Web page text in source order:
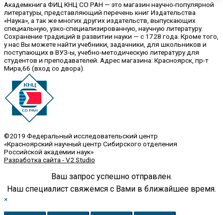
Академкнига ФИЦ КНЦ СО РАН — это магазин научно-популярной
литературы, представляющий перечень книг Издательства
«Наука», а так же многих других издательств, выпускающих
специальную, узко-специализированную, научную литературу.
Сохранение традиций в развитии науки — с 1728 года. Кроме того,
у нас Вы можете найти учебники, задачники, для школьников и
поступающих в ВУЗ-ы, учебно-методическую литературу для
студентов и преподавателей. Адрес магазина: Красноярск, пр-т
Мира,66 (вход со двора).
©2019 Федеральный исследовательский центр
«Красноярский научный центр Сибирского отделения
Российской академии наук»
Разработка сайта - V2 Studio
Ваш запрос успешно отправлен.
Наш специалист свяжемся с Вами в ближайшее время.
×